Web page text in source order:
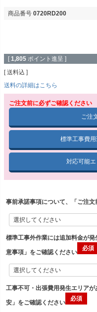
商品番号 0720RD200
[ 1,805 ポイント進呈 ]
送料込
送料の詳細はこちら
ご注文前に必ずご確認ください
ご注
標準工事費
対応可能
事前承諾事項について、「ご注
標準工事外作業には追加料金が
意事項」をご確認ください
工事不可・出張費用発生エリア
安」をご確認ください